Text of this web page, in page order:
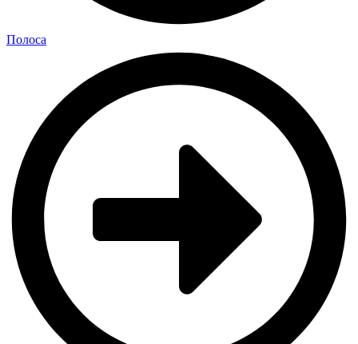
Полоса